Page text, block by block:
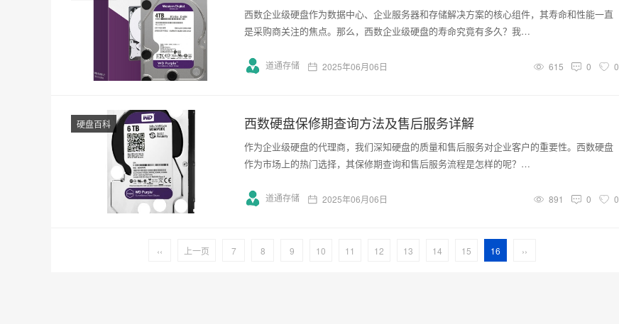
西数企业级硬盘作为数据中心、企业服务器和存储解决方案的核心组件，其寿命和性能一直
是采购商关注的焦点。那么，西数企业级硬盘的寿命究竟有多久？我…
道通存储 2025年06月06日 615 0 0
硬盘百科 西数硬盘保修期查询方法及售后服务详解
作为企业级硬盘的代理商，我们深知硬盘的质量和售后服务对企业客户的重要性。西数硬盘
作为市场上的热门选择，其保修期查询和售后服务流程是怎样的呢？…
道通存储 2025年06月06日 891 0 0
‹‹ 上一页 7 8 9 10 11 12 13 14 15 16 ››